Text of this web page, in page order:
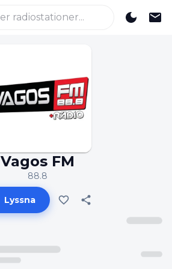
Vagos FM
88.8
Lyssna